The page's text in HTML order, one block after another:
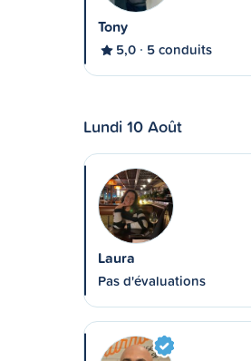
Tony
5,0 5 conduits
Lundi 10 Août
Laura
Pas d'évaluations